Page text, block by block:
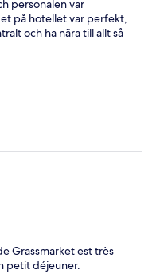
personalen var
på hotellet var perfekt,
och ha nära till allt så
att beställa t.ex.
funderar på att åka till
Grassmarket est très
petit déjeuner.